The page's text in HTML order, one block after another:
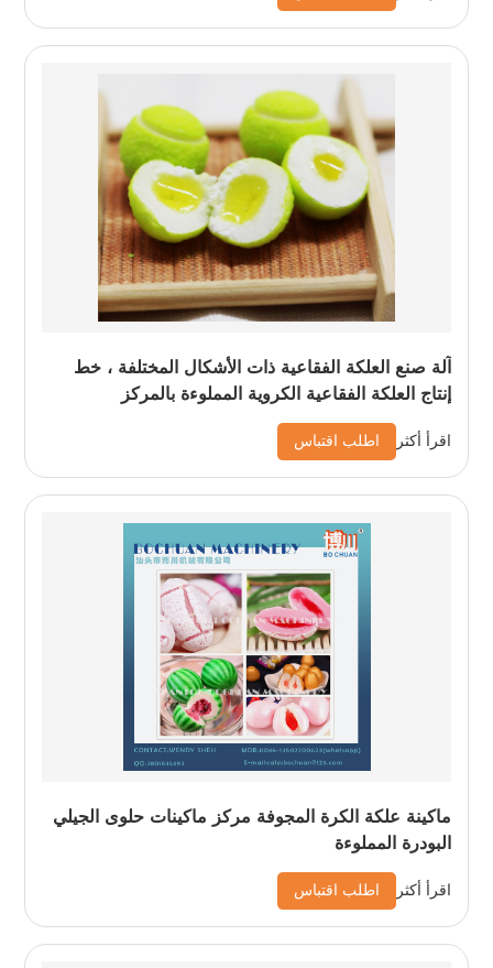
آلة صنع العلكة الفقاعية ذات الأشكال المختلفة ، خط
إنتاج العلكة الفقاعية الكروية المملوءة بالمركز
اقرأ أكثر اطلب اقتباس
ماكينة علكة الكرة المجوفة مركز ماكينات حلوى الجيلي
البودرة المملوءة
اقرأ أكثر اطلب اقتباس